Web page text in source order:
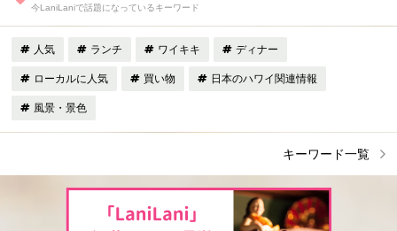
今LaniLaniで話題になっているキーワード
人気 ランチ ワイキキ ディナー
ローカルに人気 買い物 日本のハワイ関連情報
風景・景色
キーワード一覧